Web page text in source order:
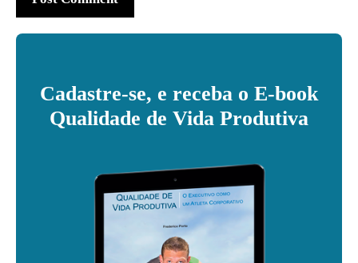
Cadastre-se, e receba o E-book
Qualidade de Vida Produtiva